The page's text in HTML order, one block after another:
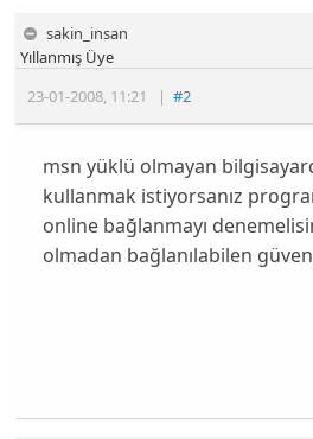
sakin_insan
23-01-2008, 11:21 |#2
Yıllanmış Üye
msn yüklü olmayan
kullanmak istiyorsanız
online bağlanmayı
olmadan bağlanılabilen